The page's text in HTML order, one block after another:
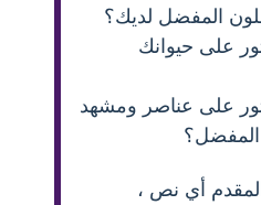
المفضل لديك؟
على حيوانك
على عناصر ومشهد
أي نص ،